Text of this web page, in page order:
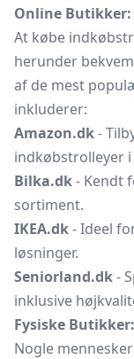
Online Butikker:
At købe
herunder
af de mest
inkluderer:
Amazon.dk-
indkøbstrolleyer
Bilka.dk- Kendt
sortiment.
IKEA.dk- Ideel
løsninger.
Seniorland.dk-
inklusive
Fysiske Butikker:
Nogle